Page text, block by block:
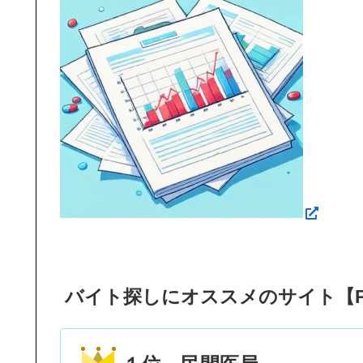
バイト探しにオススメのサイト【